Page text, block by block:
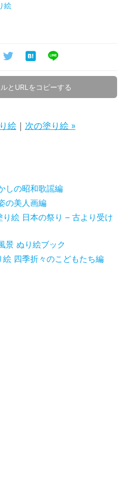
絵
とURLをコピーする
絵｜ 次の塗り絵 »
しの昭和歌謡編
の美人画編
絵 日本の祭り – 古より受け
景 ぬり絵ブック
四季折々のこどもたち編